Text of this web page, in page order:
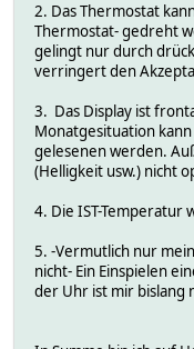
2. Das Thermostat
Thermostat- gedreht
gelingt nur durch
verringert den
3. Das Display ist
Monatgesituation kann
gelesenen werden.
(Helligkeit usw.) nicht
4. Die IST-Temperatur
5. -Vermutlich nur
nicht- Ein Einspielen
der Uhr ist mir bislang